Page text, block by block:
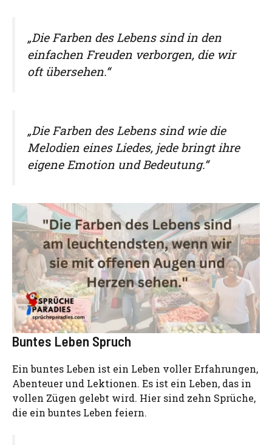
„Die Farben des Lebens sind in den
einfachen Freuden verborgen, die wir
oft übersehen.“
„Die Farben des Lebens sind wie die
Melodien eines Liedes, jede bringt ihre
eigene Emotion und Bedeutung.“
Buntes Leben Spruch
Ein buntes Leben ist ein Leben voller Erfahrungen,
Abenteuer und Lektionen. Es ist ein Leben, das in
vollen Zügen gelebt wird. Hier sind zehn Sprüche,
die ein buntes Leben feiern.